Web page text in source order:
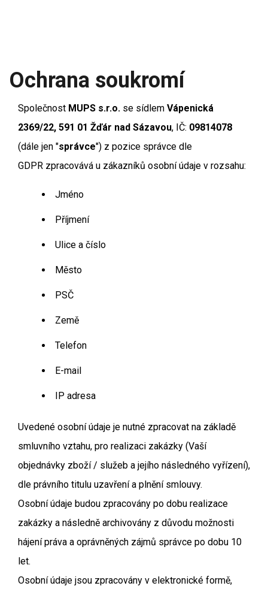
Ochrana soukromí
Společnost MUPS s.r.o. se sídlem Vápenická
2369/22, 591 01 Žďár nad Sázavou, IČ: 09814078
(dále jen "správce") z pozice správce dle
GDPR zpracovává u zákazníků osobní údaje v rozsahu:
Jméno
Příjmení
Ulice a číslo
Město
PSČ
Země
Telefon
E-mail
IP adresa
Uvedené osobní údaje je nutné zpracovat na základě
smluvního vztahu, pro realizaci zakázky (Vaší
objednávky zboží / služeb a jejího následného vyřízení),
dle právního titulu uzavření a plnění smlouvy.
Osobní údaje budou zpracovány po dobu realizace
zakázky a následně archivovány z důvodu možnosti
hájení práva a oprávněných zájmů správce po dobu 10
let.
Osobní údaje jsou zpracovány v elektronické formě,